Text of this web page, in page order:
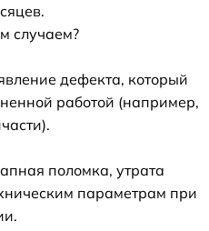
случаем?
дефекта, который
работой (например,
поломка, утрата
параметрам при